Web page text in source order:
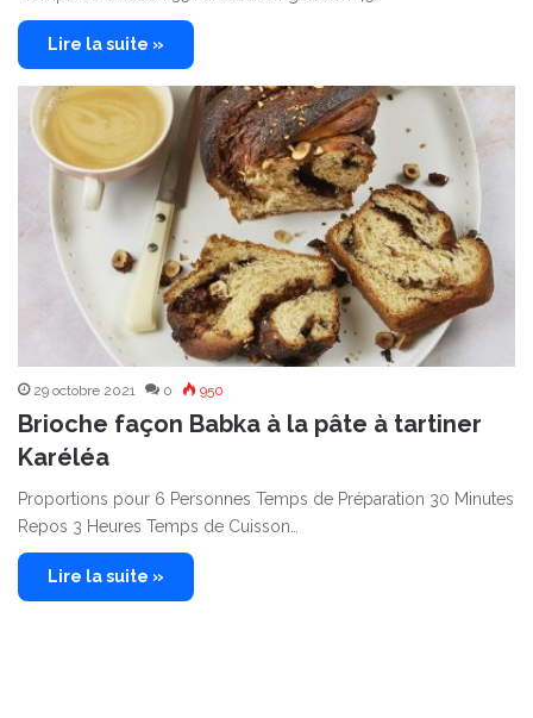
Lire la suite »
29 octobre 2021 0 950
Brioche façon Babka à la pâte à tartiner
Karéléa
Proportions pour 6 Personnes Temps de Préparation 30 Minutes
Repos 3 Heures Temps de Cuisson…
Lire la suite »